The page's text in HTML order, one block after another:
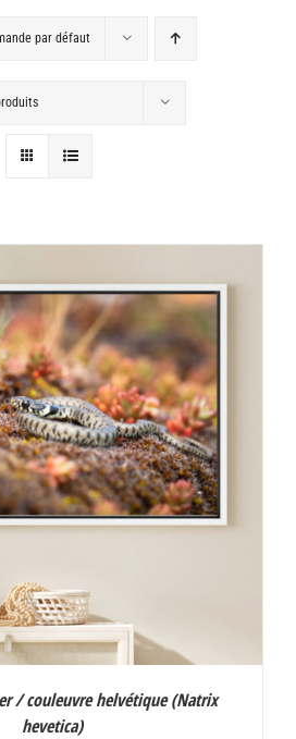
par défaut
/ couleuvre helvétique (Natrix
hevetica)